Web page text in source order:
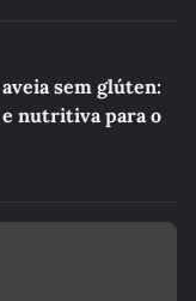
sem glúten:
nutritiva para o